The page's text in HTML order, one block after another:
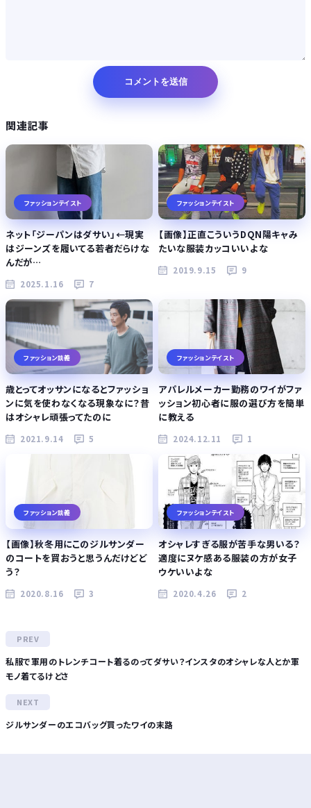
関連記事
ファッションテイスト
ネット「ジーパンはダサい」←現実
はジーンズを履いてる若者だらけな
んだが…
2025.1.16 7
ファッションテイスト
【画像】正直こういうDQN陽キャみ
たいな服装カッコいいよな
2019.9.15 9
ファッション談義
歳とってオッサンになるとファッショ
ンに気を使わなくなる現象なに？昔
はオシャレ頑張ってたのに
2021.9.14 5
ファッションテイスト
アパレルメーカー勤務のワイがファ
ッション初心者に服の選び方を簡単
に教える
2024.12.11 1
ファッション談義
【画像】秋冬用にこのジルサンダー
のコートを買おうと思うんだけどど
う？
2020.8.16 3
ファッションテイスト
オシャレすぎる服が苦手な男いる？
適度にヌケ感ある服装の方が女子
ウケいいよな
2020.4.26 2
私服で軍用のトレンチコート着るのってダサい？インスタのオシャレな人とか軍
モノ着てるけどさ
ジルサンダーのエコバッグ買ったワイの末路